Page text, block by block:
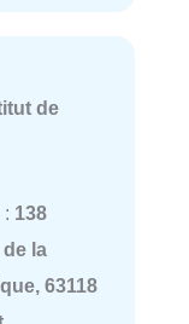
de
: 138
la
63118